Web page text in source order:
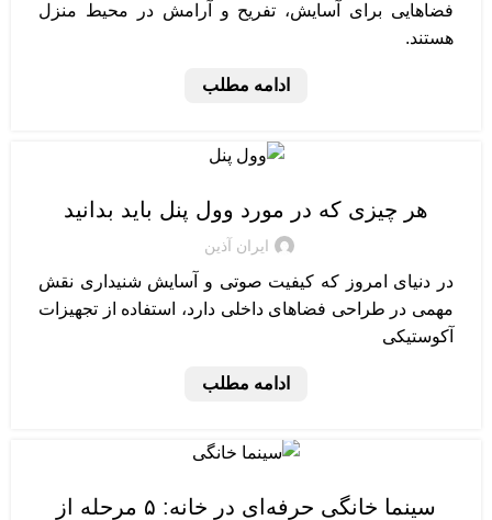
فضاهایی برای آسایش، تفریح و آرامش در محیط منزل
هستند.
ادامه مطلب
هر چیزی که در مورد وول پنل باید بدانید
ایران آذین
در دنیای امروز که کیفیت صوتی و آسایش شنیداری نقش
مهمی در طراحی فضاهای داخلی دارد، استفاده از تجهیزات
آکوستیکی
ادامه مطلب
سینما خانگی حرفه‌ای در خانه: ۵ مرحله از